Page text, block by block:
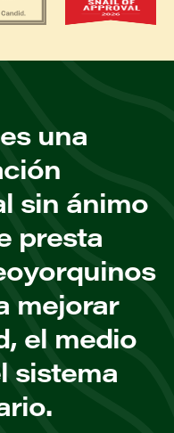
una
sin ánimo
presta
mejorar
el medio
sistema